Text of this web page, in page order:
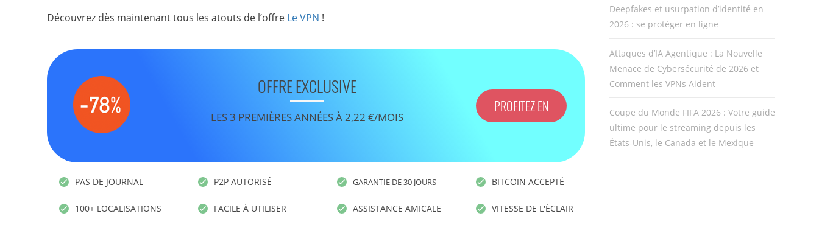
Découvrez dès maintenant tous les atouts de l’offre Le VPN !
OFFRE EXCLUSIVE
LES 3 PREMIÈRES ANNÉES À 2,22 €/MOIS
PROFITEZ EN
PAS DE JOURNAL
100+ LOCALISATIONS
P2P AUTORISÉ
FACILE À UTILISER
GARANTIE DE 30 JOURS
ASSISTANCE AMICALE
BITCOIN ACCEPTÉ
VITESSE DE L'ÉCLAIR
Deepfakes et usurpation d’identité en
2026 : se protéger en ligne
Attaques d’IA Agentique : La Nouvelle
Menace de Cybersécurité de 2026 et
Comment les VPNs Aident
Coupe du Monde FIFA 2026 : Votre guide
ultime pour le streaming depuis les
États-Unis, le Canada et le Mexique